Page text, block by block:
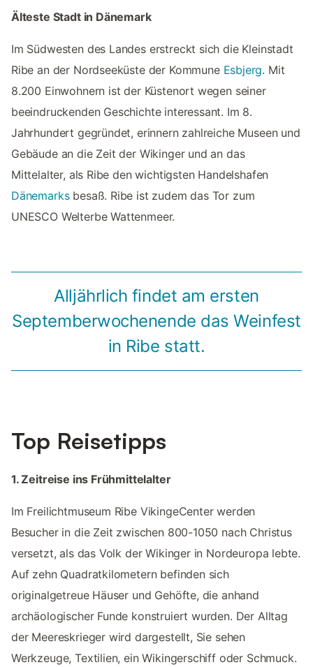
Älteste Stadt in Dänemark
Im Südwesten des Landes erstreckt sich die Kleinstadt
Ribe an der Nordseeküste der Kommune Esbjerg. Mit
8.200 Einwohnern ist der Küstenort wegen seiner
beeindruckenden Geschichte interessant. Im 8.
Jahrhundert gegründet, erinnern zahlreiche Museen und
Gebäude an die Zeit der Wikinger und an das
Mittelalter, als Ribe den wichtigsten Handelshafen
Dänemarksbesaß. Ribe ist zudem das Tor zum
UNESCO Welterbe Wattenmeer.
Alljährlich findet am ersten
Septemberwochenende das Weinfest
in Ribe statt.
Top Reisetipps
1. Zeitreise ins Frühmittelalter
Im Freilichtmuseum Ribe VikingeCenter werden
Besucher in die Zeit zwischen 800-1050 nach Christus
versetzt, als das Volk der Wikinger in Nordeuropa lebte.
Auf zehn Quadratkilometern befinden sich
originalgetreue Häuser und Gehöfte, die anhand
archäologischer Funde konstruiert wurden. Der Alltag
der Meereskrieger wird dargestellt, Sie sehen
Werkzeuge, Textilien, ein Wikingerschiff oder Schmuck.